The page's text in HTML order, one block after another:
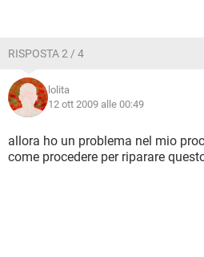
RISPOSTA 2 / 4
lolita
12 ott 2009 alle 00:49
allora ho un problema nel mio
come procedere per riparare